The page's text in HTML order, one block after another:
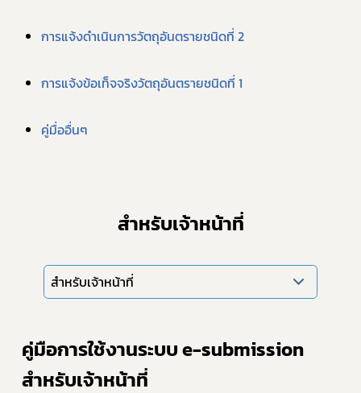
การแจ้งดำเนินการวัตถุอันตรายชนิดที่ 2
การแจ้งข้อเท็จจริงวัตถุอันตรายชนิดที่ 1
คู่มื่ออื่นๆ
สำหรับเจ้าหน้าที่
สำหรับเจ้าหน้าที่
คู่มือการใช้งานระบบ e-submission
สำหรับเจ้าหน้าที่
ผู้ประกอบการณ์